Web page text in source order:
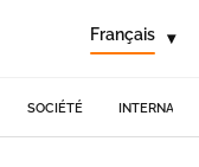
Français ▾
SOCIÉTÉ